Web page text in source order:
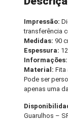
Impressão:
transferência
Medidas: 90
Espessura:
Material: Fita
Pode ser
apenas uma
Guarulhos –